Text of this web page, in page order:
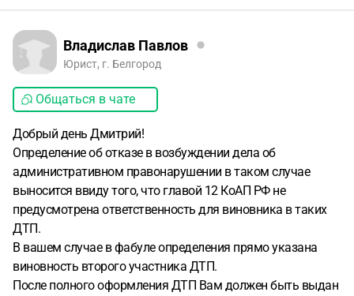
Владислав Павлов
Юрист, г. Белгород
Общаться в чате
Добрый день Дмитрий!
Определение об отказе в возбуждении дела об
административном правонарушении в таком случае
выносится ввиду того, что главой 12 КоАП РФ не
предусмотрена ответственность для виновника в таких
ДТП.
В вашем случае в фабуле определения прямо указана
виновность второго участника ДТП.
После полного оформления ДТП Вам должен быть выдан